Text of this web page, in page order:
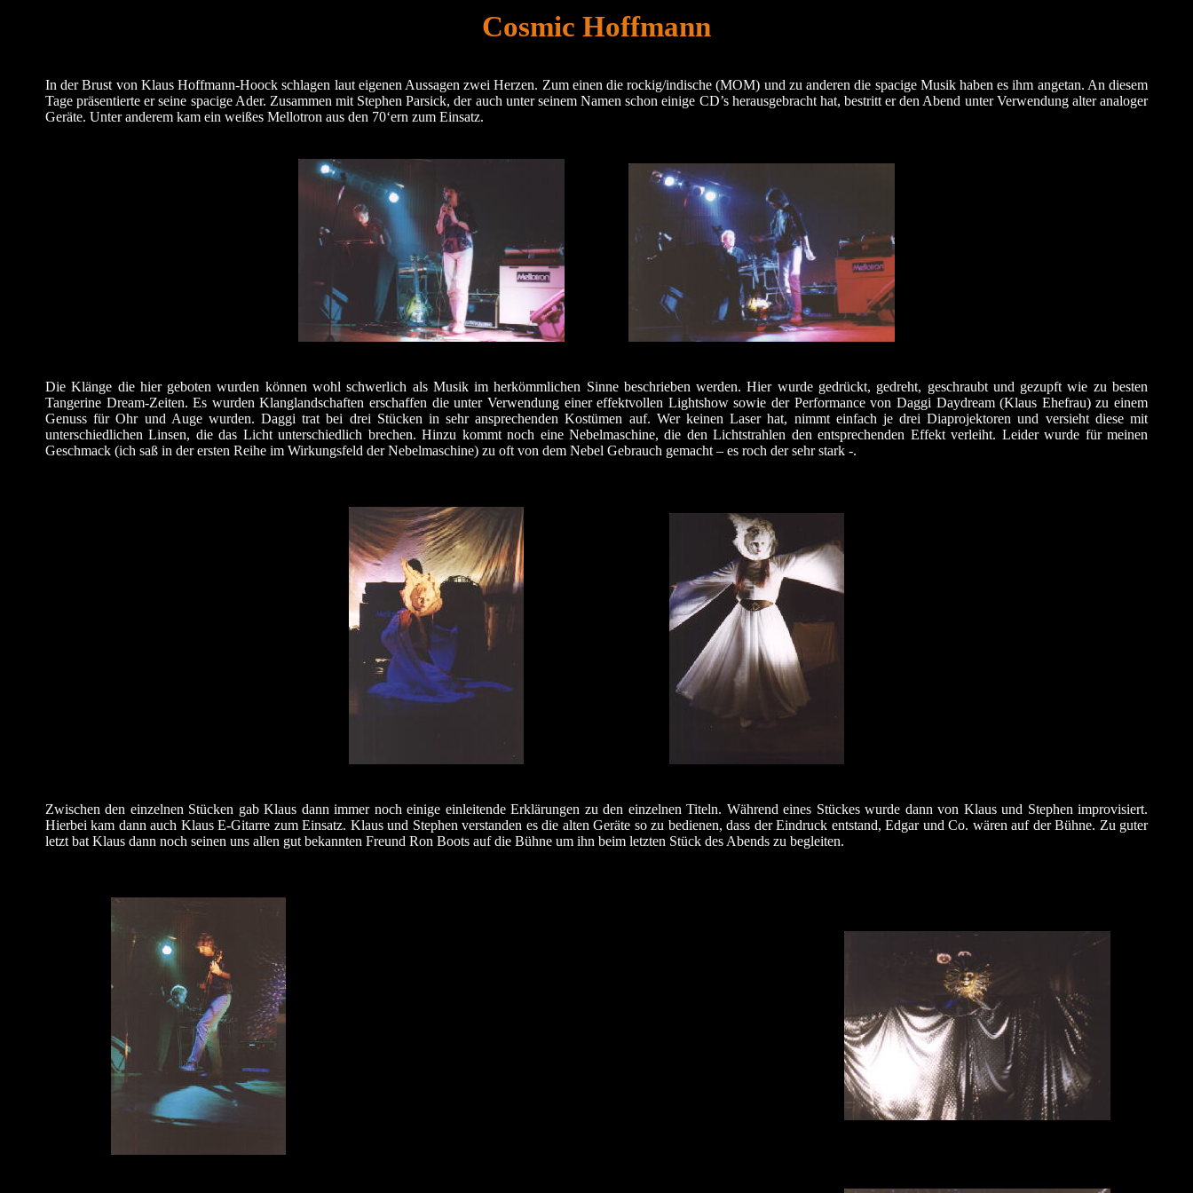
Cosmic Hoffmann
In der Brust von Klaus Hoffmann-Hoock schlagen laut eigenen Aussagen zwei Herzen. Zum einen die rockig/indische (MOM) und zu anderen die spacige Musik haben es ihm angetan. An diesem
Tage präsentierte er seine spacige Ader. Zusammen mit Stephen Parsick, der auch unter seinem Namen schon einige CD’s herausgebracht hat, bestritt er den Abend unter Verwendung alter analoger
Geräte. Unter anderem kam ein weißes Mellotron aus den 70‘ern zum Einsatz.
Die Klänge die hier geboten wurden können wohl schwerlich als Musik im herkömmlichen Sinne beschrieben werden. Hier wurde gedrückt, gedreht, geschraubt und gezupft wie zu besten
Tangerine Dream-Zeiten. Es wurden Klanglandschaften erschaffen die unter Verwendung einer effektvollen Lightshow sowie der Performance von Daggi Daydream (Klaus Ehefrau) zu einem
Genuss für Ohr und Auge wurden. Daggi trat bei drei Stücken in sehr ansprechenden Kostümen auf. Wer keinen Laser hat, nimmt einfach je drei Diaprojektoren und versieht diese mit
unterschiedlichen Linsen, die das Licht unterschiedlich brechen. Hinzu kommt noch eine Nebelmaschine, die den Lichtstrahlen den entsprechenden Effekt verleiht. Leider wurde für meinen
Geschmack (ich saß in der ersten Reihe im Wirkungsfeld der Nebelmaschine) zu oft von dem Nebel Gebrauch gemacht – es roch der sehr stark -.
Zwischen den einzelnen Stücken gab Klaus dann immer noch einige einleitende Erklärungen zu den einzelnen Titeln. Während eines Stückes wurde dann von Klaus und Stephen improvisiert.
Hierbei kam dann auch Klaus E-Gitarre zum Einsatz. Klaus und Stephen verstanden es die alten Geräte so zu bedienen, dass der Eindruck entstand, Edgar und Co. wären auf der Bühne. Zu guter
letzt bat Klaus dann noch seinen uns allen gut bekannten Freund Ron Boots auf die Bühne um ihn beim letzten Stück des Abends zu begleiten.